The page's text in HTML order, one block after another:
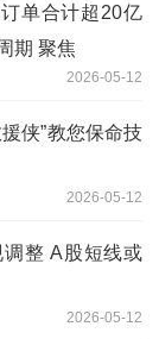
单合计超20亿
期 聚焦
2026-05-12
侠”教您保命技
2026-05-12
整 A股短线或
2026-05-12